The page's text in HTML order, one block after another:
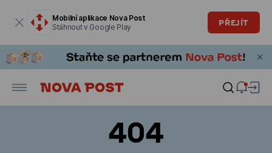
Mobilní aplikace Nova Post
Stáhnout v Google Play
PŘEJÍT
404